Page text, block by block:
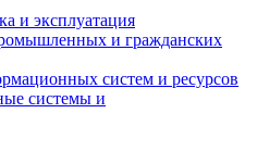
и эксплуатация
и гражданских
систем и ресурсов
системы и